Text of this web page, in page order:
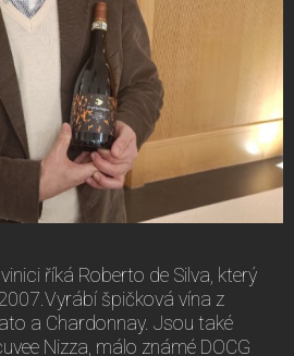
říká Roberto de Silva, který
špičková vína z
a Chardonnay. Jsou také
Nizza, málo známé DOCG